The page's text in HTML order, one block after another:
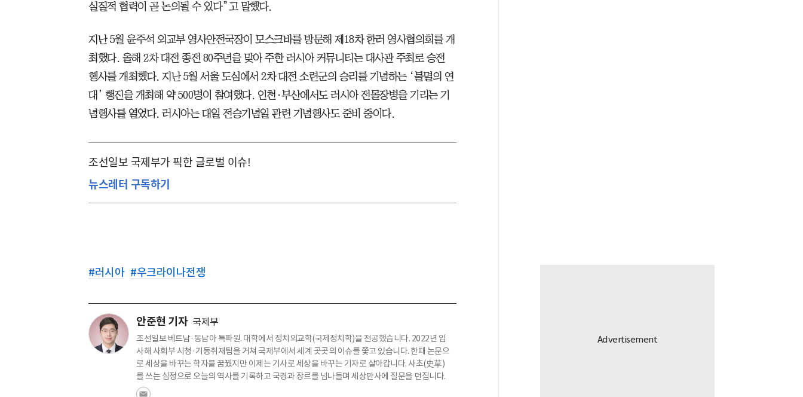
실질적 협력이 곧 논의될 수 있다”고 말했다.
지난 5월 윤주석 외교부 영사안전국장이 모스크바를 방문해 제18차 한러 영사협의회를 개
최했다. 올해 2차 대전 종전 80주년을 맞아 주한 러시아 커뮤니티는 대사관 주최로 승전
행사를 개최했다. 지난 5월 서울 도심에서 2차 대전 소련군의 승리를 기념하는 ‘불멸의 연
대’ 행진을 개최해 약 500명이 참여했다. 인천·부산에서도 러시아 전몰장병을 기리는 기
념행사를 열었다. 러시아는 대일 전승기념일 관련 기념행사도 준비 중이다.
조선일보 국제부가 픽한 글로벌 이슈!
뉴스레터 구독하기
#러시아 #우크라이나전쟁
안준현 기자 국제부
조선일보 베트남·동남아 특파원. 대학에서 정치외교학(국제정치학)을 전공했습니다. 2022년 입
사해 사회부 시청·기동취재팀을 거쳐 국제부에서 세계 곳곳의 이슈를 쫓고 있습니다. 한때 논문으
로 세상을 바꾸는 학자를 꿈꿨지만 이제는 기사로 세상을 바꾸는 기자로 살아갑니다. 사초(史草)
를 쓰는 심정으로 오늘의 역사를 기록하고 국경과 장르를 넘나들며 세상만사에 질문을 던집니다.